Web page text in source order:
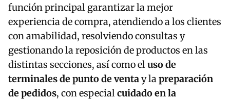
función principal garantizar la mejor
experiencia de compra, atendiendo a los clientes
con amabilidad, resolviendo consultas y
gestionando la reposición de productos en las
distintas secciones, así como eluso de
terminales de punto de ventay lapreparación
de pedidos, con especialcuidado en la